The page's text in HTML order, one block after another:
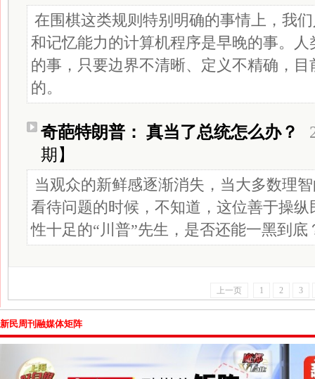
在围棋这类规则特别明确的事情上，我
和记忆能力的计算机程序是早晚的事。
的事，只要边界不清晰、定义不精确，
的。
奇葩特朗普： 真当了总统怎么办？
期】
当观众的新鲜感逐渐消失，当大多数理
看待问题的时候，不知道，这位善于操
性十足的“川普”先生，是否还能一黑到底
上一页 1 2 3
新民周刊融媒体矩阵